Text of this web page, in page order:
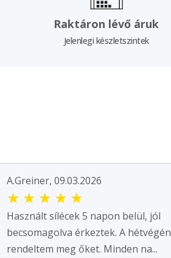
Raktáron lévő áruk
Jelenlegi készletszintek
A.Greiner, 09.03.2026
★ ★ ★ ★ ★
Használt sílécek 5 napon belül, jól
becsomagolva érkeztek. A hétvégén
rendeltem meg őket. Minden na...